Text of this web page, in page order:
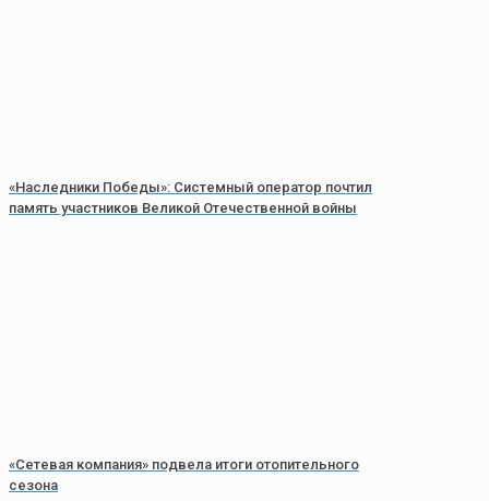
«Наследники Победы»: Системный оператор почтил
память участников Великой Отечественной войны
«Сетевая компания» подвела итоги отопительного
сезона